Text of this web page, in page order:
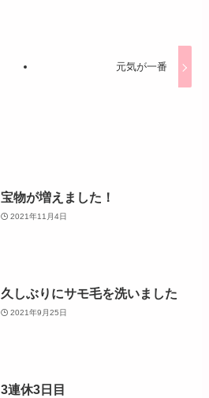
元気が一番
宝物が増えました！
2021年11月4日
久しぶりにサモ毛を洗いました
2021年9月25日
3連休3日目